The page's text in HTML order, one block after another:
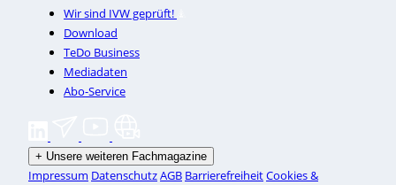
Wir sind IVW geprüft!
Download
TeDo Business
Mediadaten
Abo-Service
+ Unsere weiteren Fachmagazine
Impressum DatenschutzAGB BarrierefreiheitCookies &